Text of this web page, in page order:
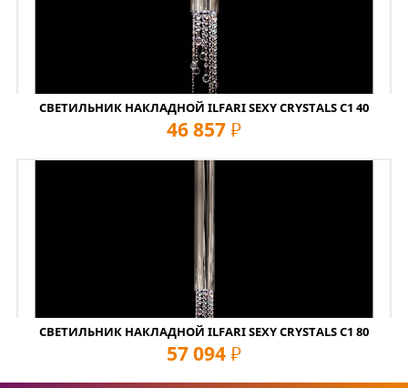
СВЕТИЛЬНИК НАКЛАДНОЙ ILFARI SEXY CRYSTALS C1 40
46 857 руб
СВЕТИЛЬНИК НАКЛАДНОЙ ILFARI SEXY CRYSTALS C1 80
57 094 руб